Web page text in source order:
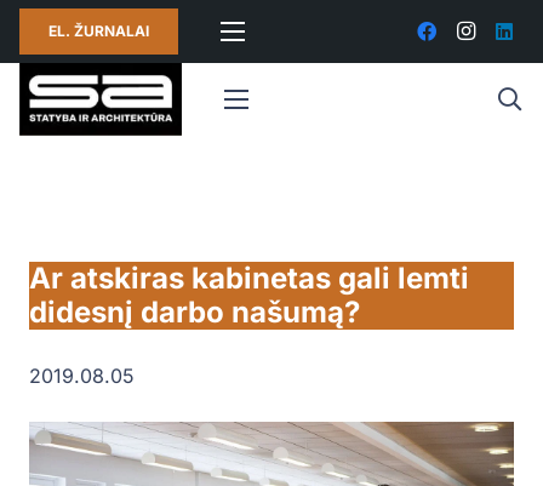
EL. ŽURNALAI
Ar atskiras kabinetas gali lemti
didesnį darbo našumą?
2019.08.05